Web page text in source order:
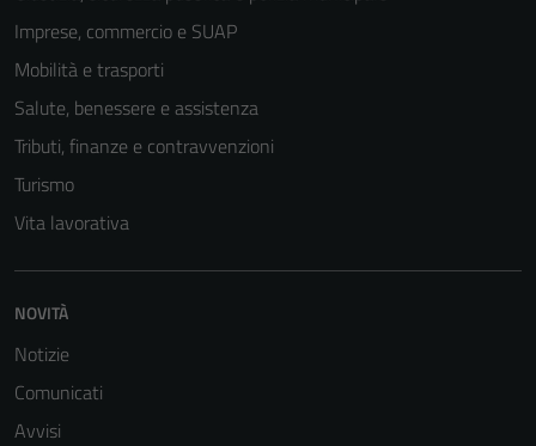
Imprese, commercio e SUAP
Mobilità e trasporti
Salute, benessere e assistenza
Tributi, finanze e contravvenzioni
Turismo
Vita lavorativa
NOVITÀ
Notizie
Comunicati
Avvisi